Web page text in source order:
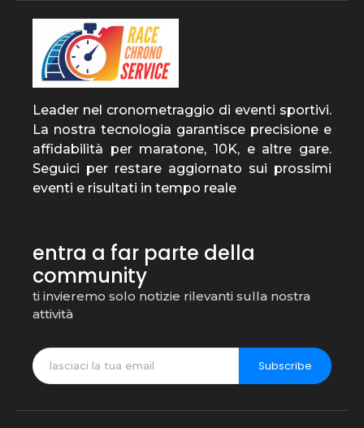
Leader nel cronometraggio di eventi sportivi.
La nostra tecnologia garantisce precisione e
affidabilità per maratone, 10K, e altre gare.
Seguici per restare aggiornato sui prossimi
eventi e risultati in tempo reale
entra a far parte della
community
ti invieremo solo notizie rilevanti sulla nostra
attività
Subscribe